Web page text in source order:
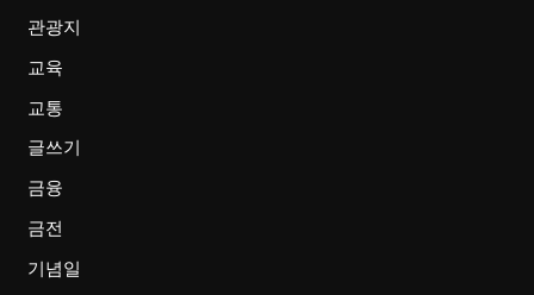
관광지
교육
교통
글쓰기
금융
금전
기념일